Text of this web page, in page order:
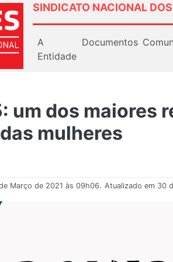
SINDICATO NACIONAL
A
Entidade
Documentos
um dos maiores
mulheres
Março de 2021 às 09h06. Atualizado em 30